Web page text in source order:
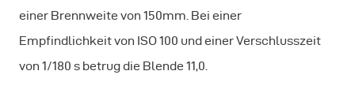
einer Brennweite von 150mm. Bei einer
Empfindlichkeit von ISO 100 und einer Verschlusszeit
von 1/180 s betrug die Blende 11,0.